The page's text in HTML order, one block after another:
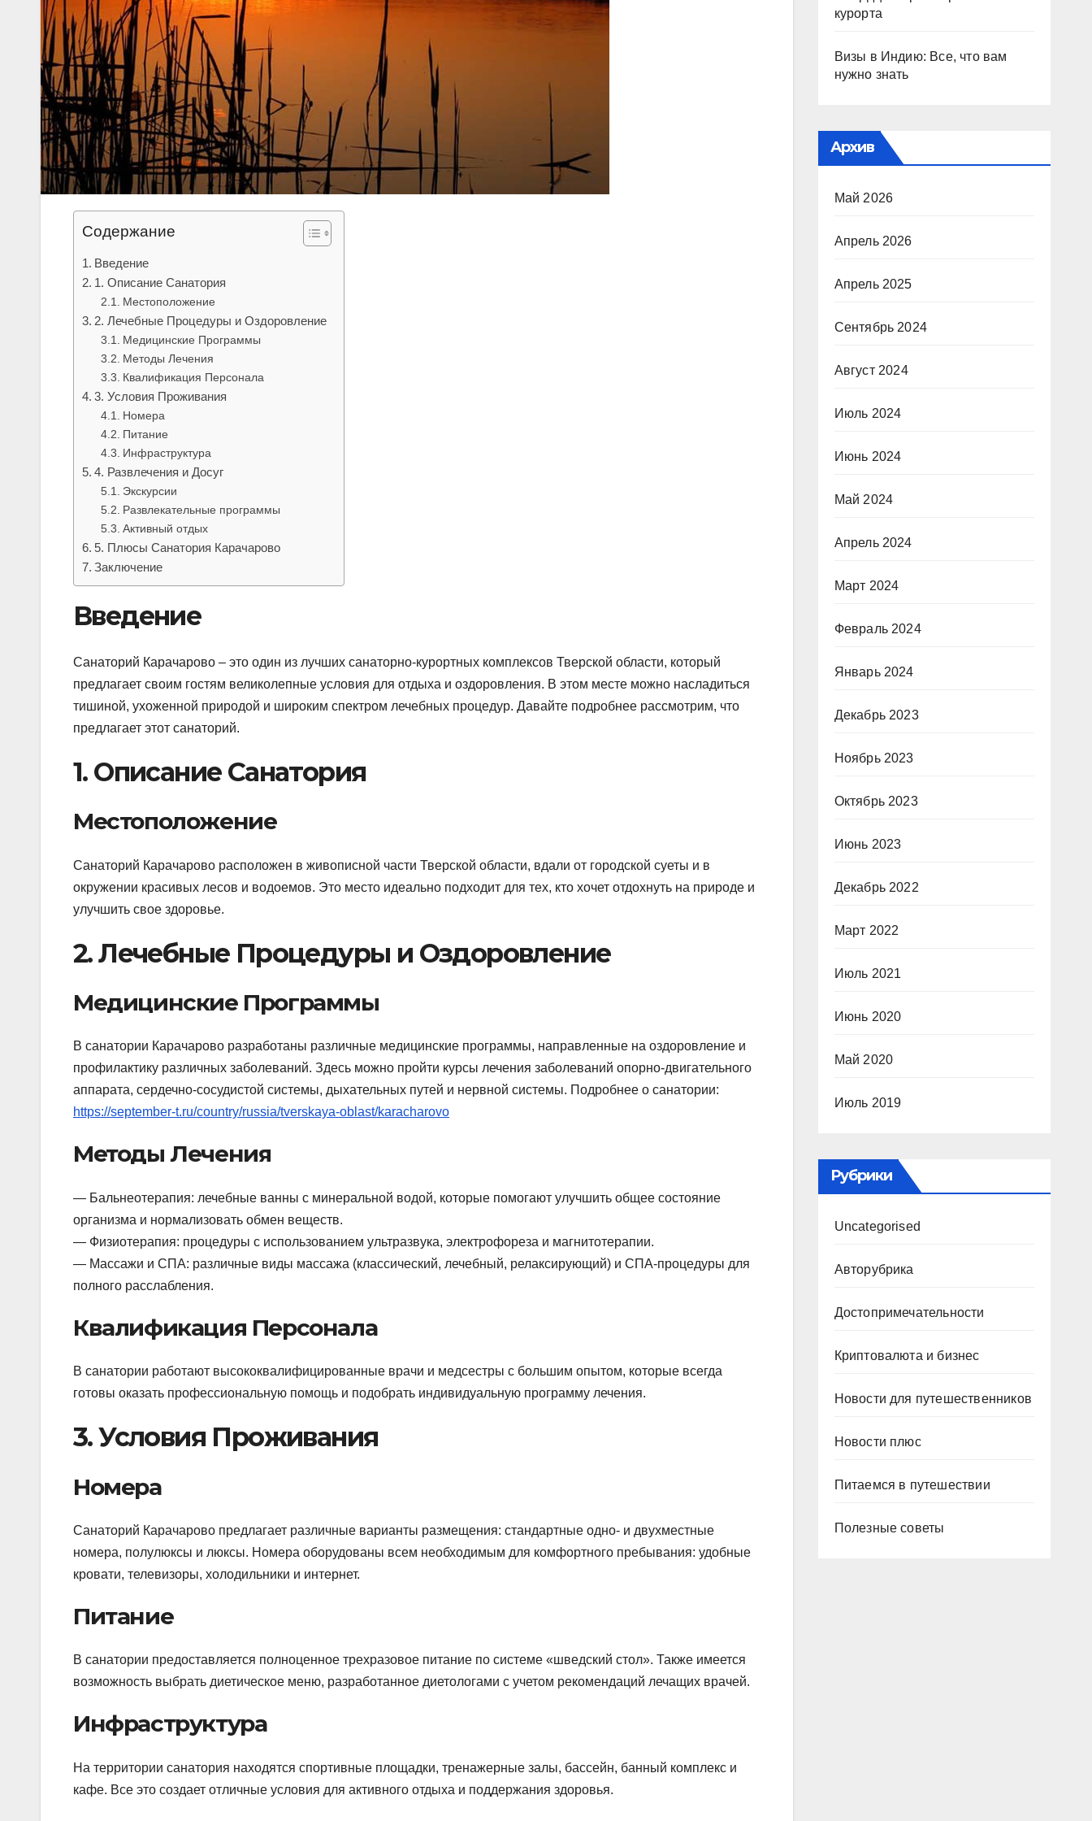
Содержание
Введение
1. Описание Санатория
Местоположение
2. Лечебные Процедуры и Оздоровление
Медицинские Программы
Методы Лечения
Квалификация Персонала
3. Условия Проживания
Номера
Питание
Инфраструктура
4. Развлечения и Досуг
Экскурсии
Развлекательные программы
Активный отдых
5. Плюсы Санатория Карачарово
Заключение
Введение
Санаторий Карачарово – это один из лучших санаторно-курортных комплексов Тверской области, который
предлагает своим гостям великолепные условия для отдыха и оздоровления. В этом месте можно насладиться
тишиной, ухоженной природой и широким спектром лечебных процедур. Давайте подробнее рассмотрим, что
предлагает этот санаторий.
1. Описание Санатория
Местоположение
Санаторий Карачарово расположен в живописной части Тверской области, вдали от городской суеты и в
окружении красивых лесов и водоемов. Это место идеально подходит для тех, кто хочет отдохнуть на природе и
улучшить свое здоровье.
2. Лечебные Процедуры и Оздоровление
Медицинские Программы
В санатории Карачарово разработаны различные медицинские программы, направленные на оздоровление и
профилактику различных заболеваний. Здесь можно пройти курсы лечения заболеваний опорно-двигательного
аппарата, сердечно-сосудистой системы, дыхательных путей и нервной системы. Подробнее о санатории:
https://september-t.ru/country/russia/tverskaya-oblast/karacharovo
Методы Лечения
— Бальнеотерапия: лечебные ванны с минеральной водой, которые помогают улучшить общее состояние
организма и нормализовать обмен веществ.
— Физиотерапия: процедуры с использованием ультразвука, электрофореза и магнитотерапии.
— Массажи и СПА: различные виды массажа (классический, лечебный, релаксирующий) и СПА-процедуры для
полного расслабления.
Квалификация Персонала
В санатории работают высококвалифицированные врачи и медсестры с большим опытом, которые всегда
готовы оказать профессиональную помощь и подобрать индивидуальную программу лечения.
3. Условия Проживания
Номера
Санаторий Карачарово предлагает различные варианты размещения: стандартные одно- и двухместные
номера, полулюксы и люксы. Номера оборудованы всем необходимым для комфортного пребывания: удобные
кровати, телевизоры, холодильники и интернет.
Питание
В санатории предоставляется полноценное трехразовое питание по системе «шведский стол». Также имеется
возможность выбрать диетическое меню, разработанное диетологами с учетом рекомендаций лечащих врачей.
Инфраструктура
На территории санатория находятся спортивные площадки, тренажерные залы, бассейн, банный комплекс и
кафе. Все это создает отличные условия для активного отдыха и поддержания здоровья.
курорта
Визы в Индию: Все, что вам
нужно знать
Архив
Май 2026
Апрель 2026
Апрель 2025
Сентябрь 2024
Август 2024
Июль 2024
Июнь 2024
Май 2024
Апрель 2024
Март 2024
Февраль 2024
Январь 2024
Декабрь 2023
Ноябрь 2023
Октябрь 2023
Июнь 2023
Декабрь 2022
Март 2022
Июль 2021
Июнь 2020
Май 2020
Июль 2019
Рубрики
Uncategorised
Авторубрика
Достопримечательности
Криптовалюта и бизнес
Новости для путешественников
Новости плюс
Питаемся в путешествии
Полезные советы